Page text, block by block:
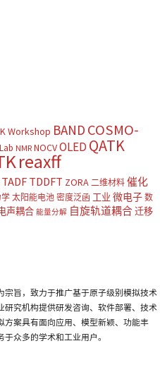
Workshop BAND COSMO-
NMR NOCVOLED QATK
reaxff
TADF TDDFT ZORA 二维材料 催化
太阳能电池 密度泛函 工业 微电子 数
声耦合 能量分解 自旋轨道耦合迁移
宗旨，致力于推广基于原子级别模拟技术
究机构提供研发咨询、软件部署、技术
案具有面向应用、模型新颖、功能丰
众多的学术和工业用户。